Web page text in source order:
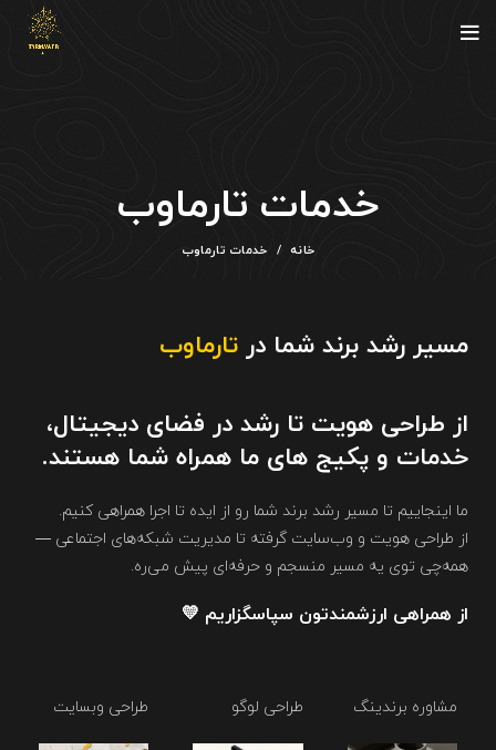
خدمات تارماوب
خانه خدمات تارماوب
مسیر رشد برند شما در تارماوب
از طراحی هویت تا رشد در فضای دیجیتال،
خدمات و پکیج های ما همراه شما هستند.
ما اینجاییم تا مسیر رشد برند شما رو از ایده تا اجرا همراهی کنیم.
از طراحی هویت و وب‌سایت گرفته تا مدیریت شبکه‌های اجتماعی —
همه‌چی توی یه مسیر منسجم و حرفه‌ای پیش می‌ره.
از همراهی ارزشمندتون سپاسگزاریم 💛
مشاوره برندینگ طراحی لوگو طراحی وبسایت